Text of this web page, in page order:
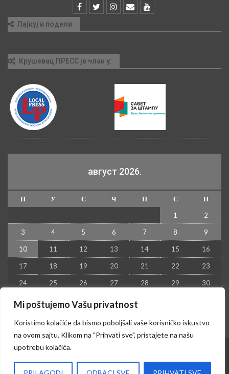
Mi poštujemo Vašu privatnost
Koristimo kolačiće da bismo poboljšali vaše korisničko iskustvo
na ovom sajtu. Klikom na "Prihvati sve", pristajete na našu
upotrebu kolačića.
Лајкуј и подели
Крушевац ПРЕСС је члан у:
август 2026.
П У С Ч П С
Н
1
2
3 4 5 6 7 8 9
10 11 12 13 14 15 16
17 18 19 20 21 22 23
24 25 26 27 28 29 30
31